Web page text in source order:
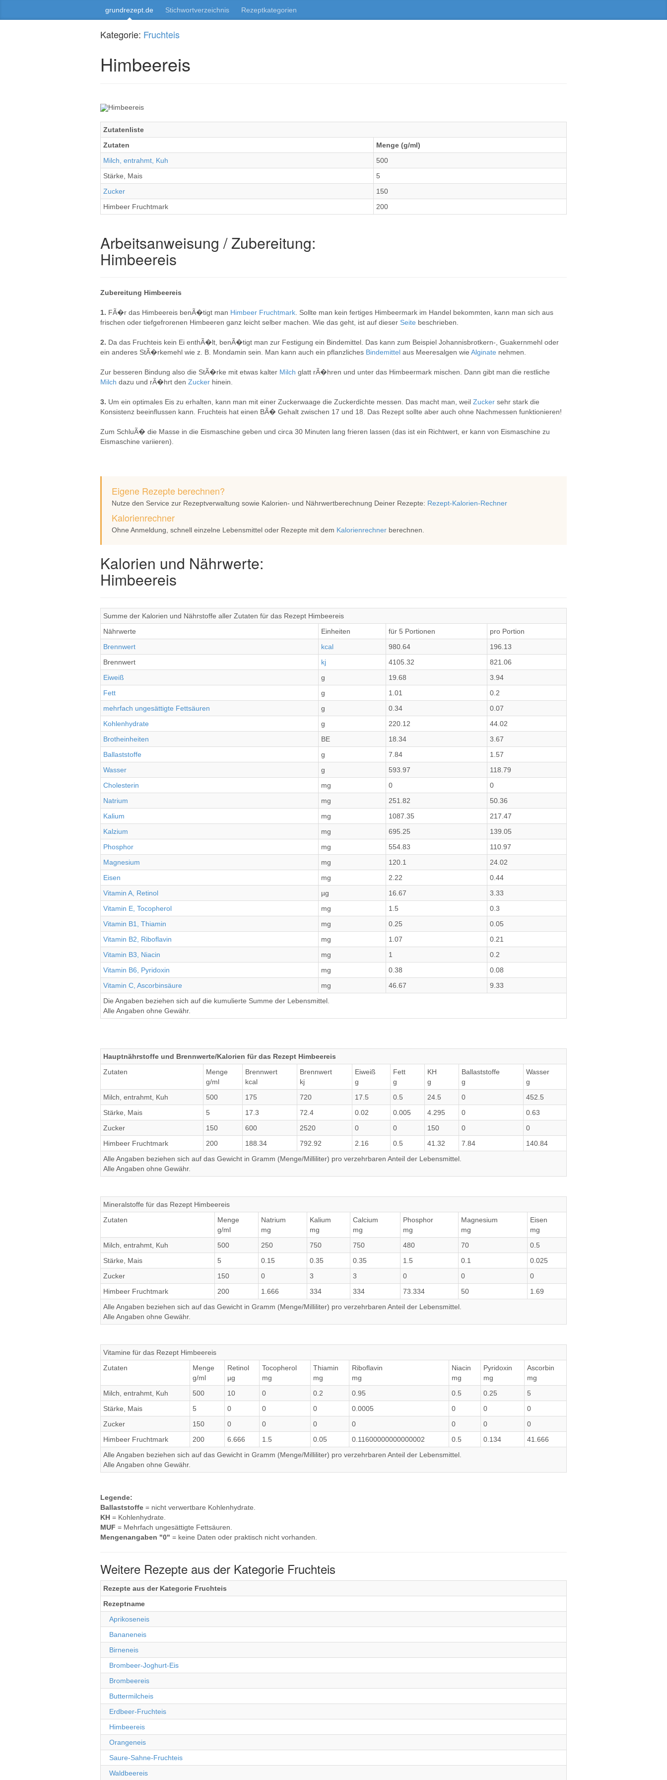
grundrezept.de Stichwortverzeichnis Rezeptkategorien
Kategorie: Fruchteis
Himbeereis
Zutatenliste
Zutaten
Menge (g/ml)
Milch, entrahmt, Kuh
500
Stärke, Mais
5
Zucker
150
Himbeer Fruchtmark
200
Arbeitsanweisung / Zubereitung:
Himbeereis
Zubereitung Himbeereis
1. FÃ�r das Himbeereis benÃ�tigt man Himbeer Fruchtmark . Sollte man kein fertiges Himbeermark im Handel bekommten, kann man sich aus
frischen oder tiefgefrorenen Himbeeren ganz leicht selber machen. Wie das geht, ist auf dieser Seite beschrieben.
2. Da das Fruchteis kein Ei enthÃ�lt, benÃ�tigt man zur Festigung ein Bindemittel. Das kann zum Beispiel Johannisbrotkern-, Guakernmehl oder
ein anderes StÃ�rkemehl wie z. B. Mondamin sein. Man kann auch ein pflanzliches Bindemittel aus Meeresalgen wie Alginate nehmen.
Zur besseren Bindung also die StÃ�rke mit etwas kalter Milch glatt rÃ�hren und unter das Himbeermark mischen. Dann gibt man die restliche
Milch dazu und rÃ�hrt den Zucker hinein.
3. Um ein optimales Eis zu erhalten, kann man mit einer Zuckerwaage die Zuckerdichte messen. Das macht man, weil Zucker sehr stark die
Konsistenz beeinflussen kann. Fruchteis hat einen BÃ� Gehalt zwischen 17 und 18. Das Rezept sollte aber auch ohne Nachmessen funktionieren!
Zum SchluÃ� die Masse in die Eismaschine geben und circa 30 Minuten lang frieren lassen (das ist ein Richtwert, er kann von Eismaschine zu
Eismaschine variieren).
Eigene Rezepte berechnen?
Nutze den Service zur Rezeptverwaltung sowie Kalorien- und Nährwertberechnung Deiner Rezepte: Rezept-Kalorien-Rechner
Kalorienrechner
Ohne Anmeldung, schnell einzelne Lebensmittel oder Rezepte mit dem Kalorienrechner berechnen.
Kalorien und Nährwerte:
Himbeereis
Summe der Kalorien und Nährstoffe aller Zutaten für das Rezept Himbeereis
Nährwerte
Einheiten für 5 Portionen
pro Portion
Brennwert
kcal 980.64
196.13
Brennwert
kj 4105.32
821.06
Eiweiß
g 19.68
3.94
Fett
g 1.01
0.2
mehrfach ungesättigte Fettsäuren
g 0.34
0.07
Kohlenhydrate
g 220.12
44.02
Brotheinheiten
BE 18.34
3.67
Ballaststoffe
g 7.84
1.57
Wasser
g 593.97
118.79
Cholesterin
mg 0
0
Natrium
mg 251.82
50.36
Kalium
mg 1087.35
217.47
Kalzium
mg 695.25
139.05
Phosphor
mg 554.83
110.97
Magnesium
mg 120.1
24.02
Eisen
mg 2.22
0.44
Vitamin A, Retinol
µg 16.67
3.33
Vitamin E, Tocopherol
mg 1.5
0.3
Vitamin B1, Thiamin
mg 0.25
0.05
Vitamin B2, Riboflavin
mg 1.07
0.21
Vitamin B3, Niacin
mg 1
0.2
Vitamin B6, Pyridoxin
mg 0.38
0.08
Vitamin C, Ascorbinsäure
mg 46.67
9.33
Die Angaben beziehen sich auf die kumulierte Summe der Lebensmittel.
Alle Angaben ohne Gewähr.
Hauptnährstoffe und Brennwerte/Kalorien für das Rezept Himbeereis
Zutaten
Menge
g/ml
Brennwert
kcal
Brennwert
kj
Eiweiß
g
Fett
g
KH
g
Ballaststoffe
g
Wasser
g
Milch, entrahmt, Kuh
500 175 720 17.5 0.5 24.5 0
452.5
Stärke, Mais
5 17.3 72.4 0.02 0.005 4.295 0
0.63
Zucker
150 600 2520 0 0 150 0
0
Himbeer Fruchtmark
200 188.34 792.92 2.16 0.5 41.32 7.84
140.84
Alle Angaben beziehen sich auf das Gewicht in Gramm (Menge/Milliliter) pro verzehrbaren Anteil der Lebensmittel.
Alle Angaben ohne Gewähr.
Mineralstoffe für das Rezept Himbeereis
Zutaten
Menge
g/ml
Natrium
mg
Kalium
mg
Calcium
mg
Phosphor
mg
Magnesium
mg
Eisen
mg
Milch, entrahmt, Kuh
500 250 750 750 480 70
0.5
Stärke, Mais
5 0.15 0.35 0.35 1.5 0.1
0.025
Zucker
150 0 3 3 0 0
0
Himbeer Fruchtmark
200 1.666 334 334 73.334 50
1.69
Alle Angaben beziehen sich auf das Gewicht in Gramm (Menge/Milliliter) pro verzehrbaren Anteil der Lebensmittel.
Alle Angaben ohne Gewähr.
Vitamine für das Rezept Himbeereis
Zutaten
Menge
g/ml
Retinol
µg
Tocopherol
mg
Thiamin
mg
Riboflavin
mg
Niacin
mg
Pyridoxin
mg
Ascorbin
mg
Milch, entrahmt, Kuh
500 10 0 0.2 0.95 0.5 0.25
5
Stärke, Mais
5 0 0 0 0.0005 0 0
0
Zucker
150 0 0 0 0 0 0
0
Himbeer Fruchtmark
200 6.666 1.5 0.05 0.11600000000000002 0.5 0.134
41.666
Alle Angaben beziehen sich auf das Gewicht in Gramm (Menge/Milliliter) pro verzehrbaren Anteil der Lebensmittel.
Alle Angaben ohne Gewähr.
Legende:
Ballaststoffe = nicht verwertbare Kohlenhydrate.
KH = Kohlenhydrate.
MUF = Mehrfach ungesättigte Fettsäuren.
Mengenangaben "0" = keine Daten oder praktisch nicht vorhanden.
Weitere Rezepte aus der Kategorie Fruchteis
Rezepte aus der Kategorie Fruchteis
Rezeptname
Aprikoseneis
Bananeneis
Birneneis
Brombeer-Joghurt-Eis
Brombeereis
Buttermilcheis
Erdbeer-Fruchteis
Himbeereis
Orangeneis
Saure-Sahne-Fruchteis
Waldbeereis